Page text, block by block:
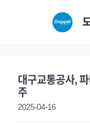
대구교통공사,
주
2025-04-16